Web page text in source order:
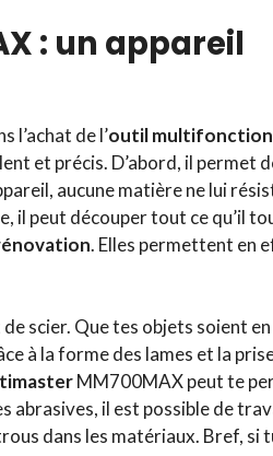
: un appareil
l’achat de l’outil multifonction
et précis. D’abord, il permet
aucune matière ne lui
il peut découper tout ce qu’il
. Elles permettent en
scier. Que tes objets soient en
à la forme des lames et la
MM700MAX peut te
abrasives, il est possible de
dans les matériaux. Bref, si